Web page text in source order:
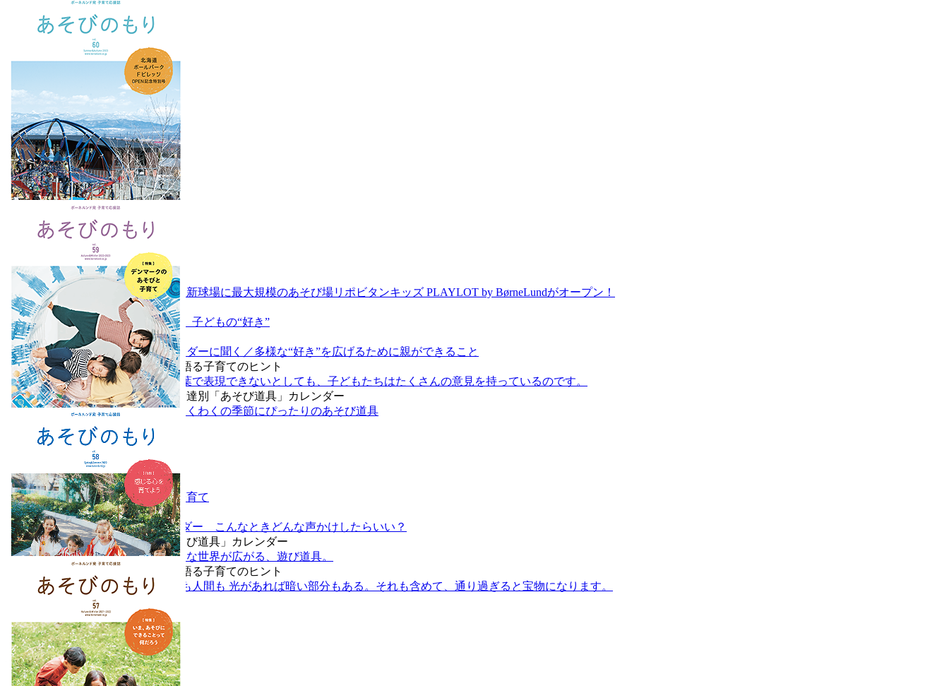
Vol.60 Summer/Autumn 2023
特集
日本中から注目が集まる新球場に最大規模のあそび場リポビタンキッズ PLAYLOT by BørneLundがオープン！
あそびでひろがる、子どもの“好き”
特集
＼プレイリーダーに聞く／多様な“好き”を広げるために親ができること
プロが語る子育てのヒント
まだ言葉で表現できないとしても、子どもたちはたくさんの意見を持っているのです。
発達別「あそび道具」カレンダー
わくわくの季節にぴったりのあそび道具
Vol.59 Autumn/Winter 2022
特集
デンマークのあそびと子育て
特集
教えてプレイリーダー こんなときどんな声かけしたらいい？
発達別「あそび道具」カレンダー
子どもの身近な世界が広がる、遊び道具。
プロが語る子育てのヒント
子育ても人間も 光があれば暗い部分もある。それも含めて、通り過ぎると宝物になります。
Vol.58 Spring/Summer 2022